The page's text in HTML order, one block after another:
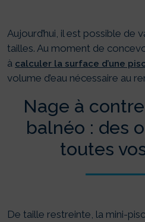
Aujourd’hui, il est possible de
tailles. Au moment de
à calculer la surface d’une
volume d’eau nécessaire au
Nage à
balnéo : des
toutes
De taille restreinte, la mini-